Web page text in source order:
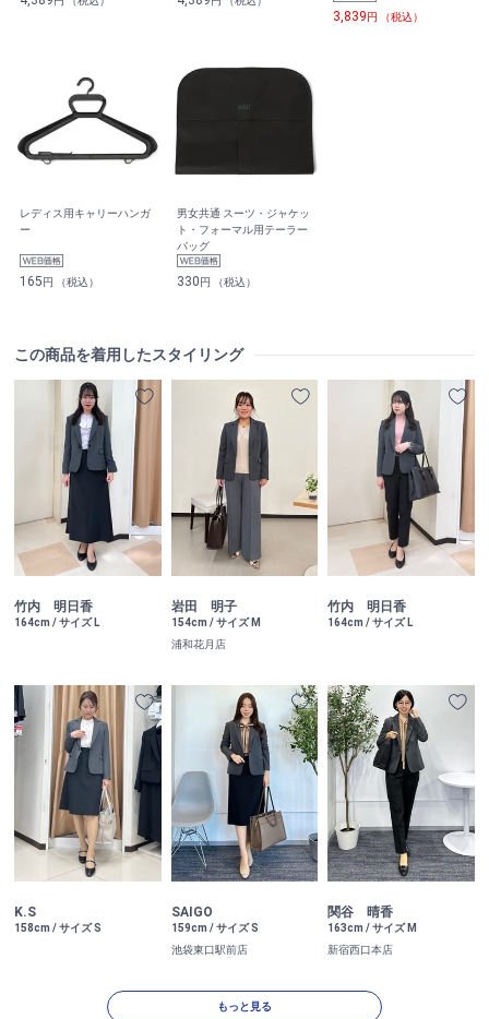
3,839円 （税込）
レディス用キャリーハンガ
ー
165円 （税込）
男女共通 スーツ・ジャケッ
ト・フォーマル用テーラー
バッグ
330円 （税込）
この商品を着用したスタイリング
竹内 明日香
164cm / サイズ L
岩田 明子
154cm / サイズ M
浦和花月店
竹内 明日香
164cm / サイズ L
K.S
158cm / サイズ S
SAIGO
159cm / サイズ S
池袋東口駅前店
関谷 晴香
163cm / サイズ M
新宿西口本店
もっと見る